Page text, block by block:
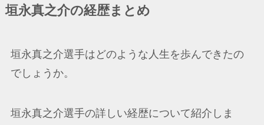
垣永真之介の経歴まとめ
垣永真之介選手はどのような人生を歩んできたの
でしょうか。
垣永真之介選手の詳しい経歴について紹介しま